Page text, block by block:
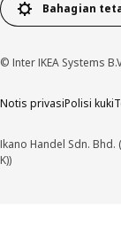
Bahagian
© Inter IKEA Systems
Notis privasiPolisi kuki
Ikano Handel Sdn.
K))